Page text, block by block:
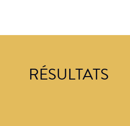
RÉSULTATS